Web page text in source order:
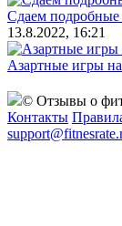
Сдаем подробные
13.8.2022, 16:21
Азартные игры
© Отзывы о
Контакты